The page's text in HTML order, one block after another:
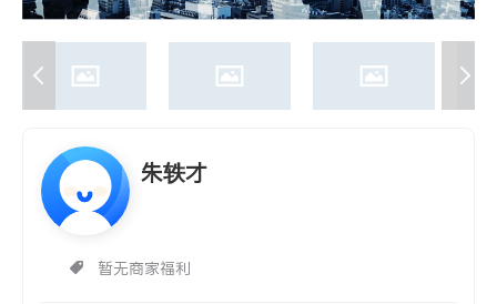
朱轶才
暂无商家福利